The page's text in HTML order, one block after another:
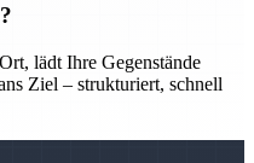
lädt Ihre Gegenstände
Ziel – strukturiert, schnell